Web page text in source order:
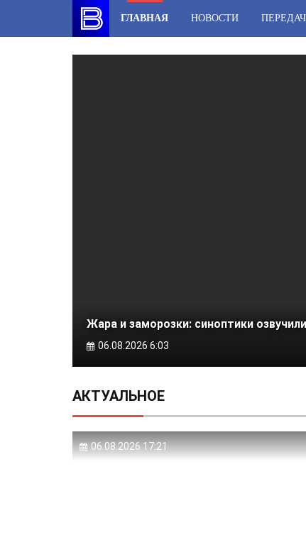
content
ГЛАВНАЯ НОВОСТИ
Жара и заморозки: синоптики
06.08.2026 6:03
АКТУАЛЬНОЕ
06.08.2026 17:21